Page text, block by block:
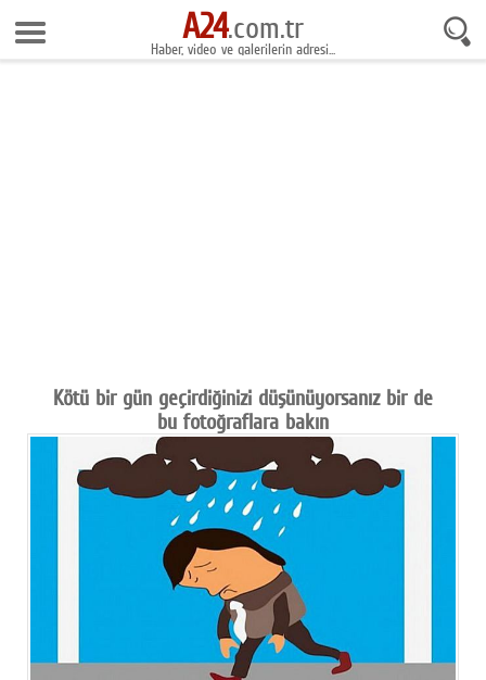
10 Ağustos 2026 6:43:53
Anasayfa
Spor
A24.com.tr
Haber, video ve galerilerin adresi...
Kötü bir gün geçirdiğinizi düşünüyorsanız bir de
bu fotoğraflara bakın